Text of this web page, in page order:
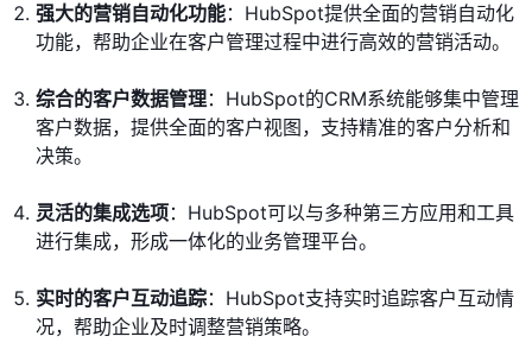
强大的营销自动化功能：HubSpot提供全面的营销自动化
功能，帮助企业在客户管理过程中进行高效的营销活动。
综合的客户数据管理：HubSpot的CRM系统能够集中管理
客户数据，提供全面的客户视图，支持精准的客户分析和
决策。
灵活的集成选项：HubSpot可以与多种第三方应用和工具
进行集成，形成一体化的业务管理平台。
实时的客户互动追踪：HubSpot支持实时追踪客户互动情
况，帮助企业及时调整营销策略。